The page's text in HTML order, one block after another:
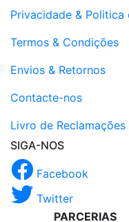
Privacidade & Politica
Termos & Condições
Envios & Retornos
Contacte-nos
Livro de Reclamações
SIGA-NOS
Facebook
Twitter
PARCERIAS